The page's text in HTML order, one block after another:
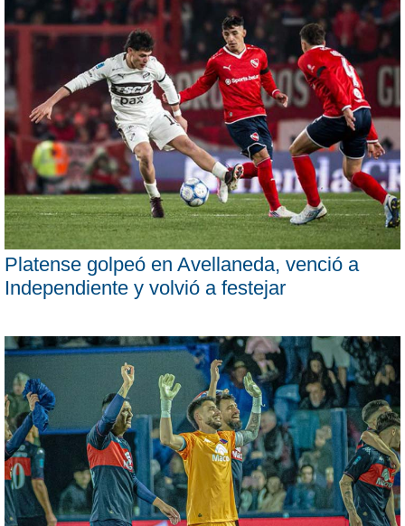
Platense golpeó en Avellaneda, venció a
Independiente y volvió a festejar